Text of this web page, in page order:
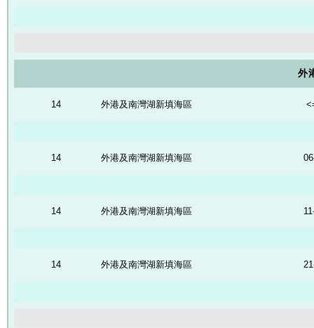
外
14 外港及南灣湖新填海區
14 外港及南灣湖新填海區
14 外港及南灣湖新填海區
14 外港及南灣湖新填海區